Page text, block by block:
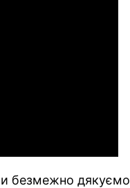
безмежно дякуємо